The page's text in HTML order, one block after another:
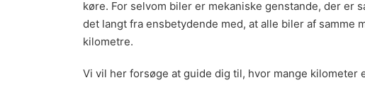
køre. For selvom biler er mekaniske genstande, der er
det langt fra ensbetydende med, at alle biler af samme
kilometre.
Vi vil her forsøge at guide dig til, hvor mange kilometer